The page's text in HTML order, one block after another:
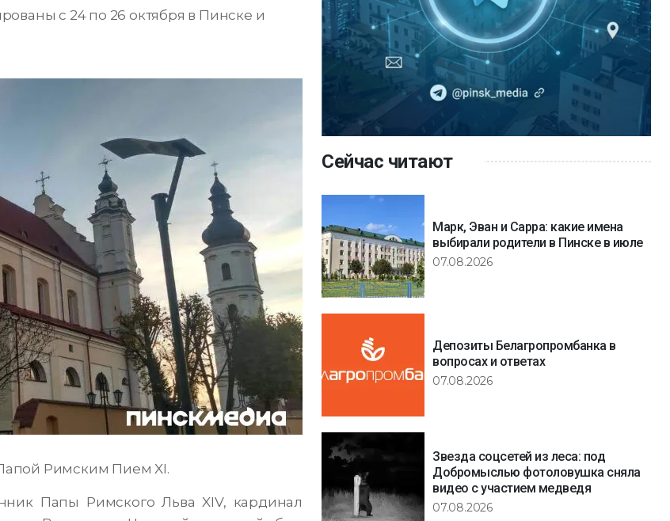
с 24 по 26 октября в Пинске и
Римским Пием XI.
Папы Римского Льва XIV, кардинал
Сейчас читают
Марк, Эван и Сарра: какие имена
выбирали родители в Пинске в июле
07.08.2026
Депозиты Белагропромбанка в
вопросах и ответах
07.08.2026
Звезда соцсетей из леса: под
Добромыслью фотоловушка сняла
видео с участием медведя
07.08.2026